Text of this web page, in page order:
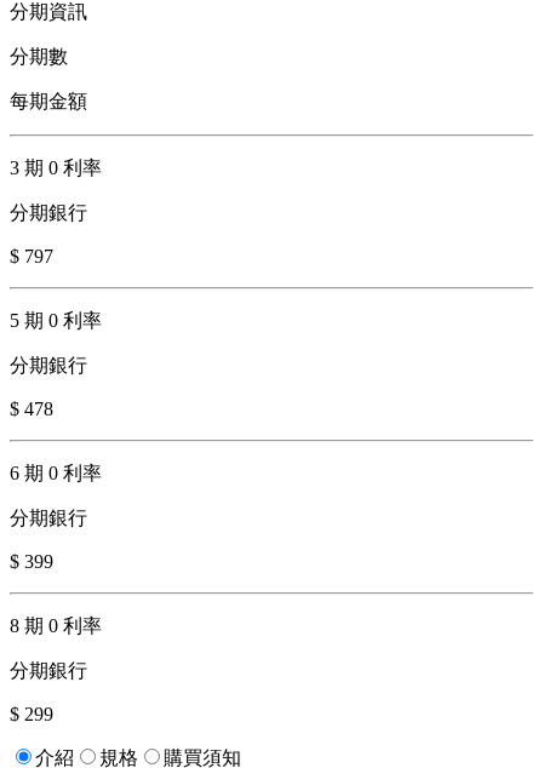
分期資訊
分期數
每期金額
3 期 0 利率
分期銀行
$ 797
5 期 0 利率
分期銀行
$ 478
6 期 0 利率
分期銀行
$ 399
8 期 0 利率
分期銀行
$ 299
介紹 規格 購買須知